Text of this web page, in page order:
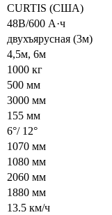
CURTIS (США)
48В/600 А·ч
двухъярусная (3м)
4,5м, 6м
1000 кг
500 мм
3000 мм
155 мм
6°/ 12°
1070 мм
1080 мм
2060 мм
1880 мм
13.5 км/ч